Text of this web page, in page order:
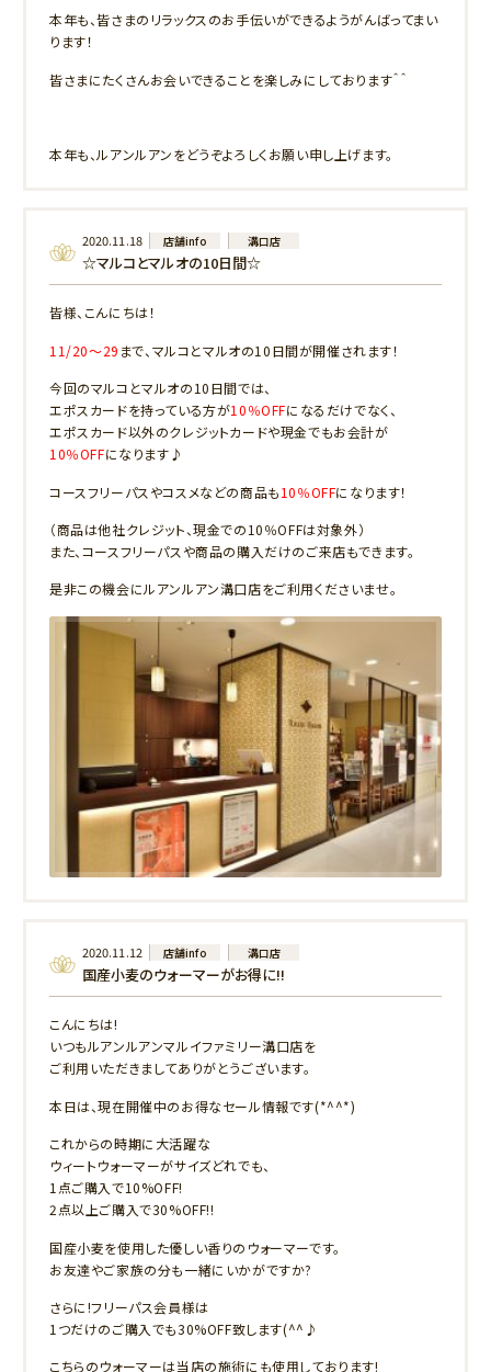
本年も、皆さまのリラックスのお手伝いができるようがんばってまい
ります！
皆さまにたくさんお会いできることを楽しみにしております＾＾
本年も、ルアンルアンをどうぞよろしくお願い申し上げます。
2020.11.18 店舗info 溝口店
☆マルコとマルオの10日間☆
皆様、こんにちは！
11/20～29 まで、マルコとマルオの10日間が開催されます！
今回のマルコとマルオの10日間では、
エポスカードを持っている方が10％OFFになるだけでなく、
エポスカード以外のクレジットカードや現金でもお会計が
10％OFFになります♪
コースフリーパスやコスメなどの商品も10％OFFになります！
（商品は他社クレジット、現金での10％OFFは対象外）
また、コースフリーパスや商品の購入だけのご来店もできます。
是非この機会にルアンルアン溝口店をご利用くださいませ。
2020.11.12 店舗info 溝口店
国産小麦のウォーマーがお得に!!
こんにちは!
いつもルアンルアンマルイファミリー溝口店を
ご利用いただきましてありがとうございます。
本日は、現在開催中のお得なセール情報です(*^^*)
これからの時期に大活躍な
ウィートウォーマーがサイズどれでも、
1点ご購入で10%OFF!
2点以上ご購入で30%OFF!!
国産小麦を使用した優しい香りのウォーマーです。
お友達やご家族の分も一緒にいかがですか?
さらに!フリーパス会員様は
1つだけのご購入でも30%OFF致します(^^♪
こちらのウォーマーは当店の施術にも使用しております!